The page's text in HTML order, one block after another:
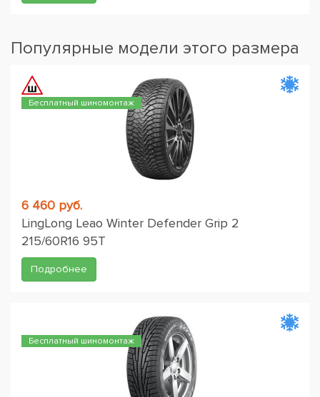
Популярные модели этого размера
Бесплатный шиномонтаж
6 460 руб.
LingLong Leao Winter Defender Grip 2
215/60R16 95T
Подробнее
Бесплатный шиномонтаж